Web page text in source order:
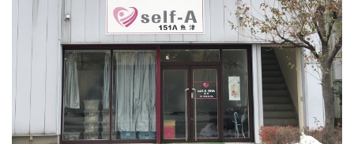
弊社グループのサービス管理責任者の業務内容は他社さんと比べ
て働き安い環境を整え業務負荷を減らす工夫をしております。
・支援費請求は行いません。代理請求を導入していますので利用
記録のチェックのみです。
・個別支援計画、ケース記録を含めた必要な様々な書類は管理シ
ステムを使用しているのでPC１つで管理できる体制となっていま
す。
・行政への変更届等の提出書類のサポートも会社として行ってい
るので資格はもっているが正直できるか自信のない方でも安心し
て働ける環境が整っています。